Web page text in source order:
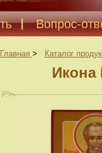
Вопрос-
Главная > Каталог
Икона